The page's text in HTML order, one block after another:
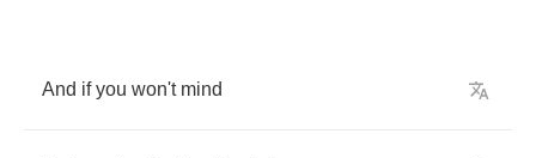
And if you won't mind